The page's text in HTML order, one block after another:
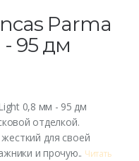
Parma
95 дм
0,8 мм - 95 дм
отделкой.
для своей
и прочую.. Читать